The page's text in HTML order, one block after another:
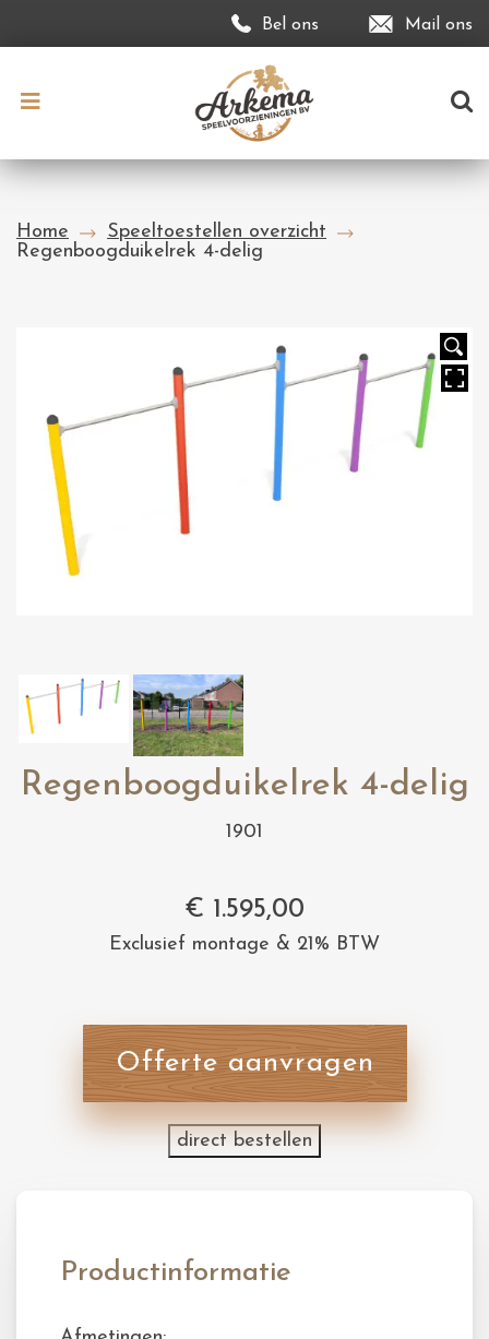
Bel ons Mail ons
Home
Speeltoestellen overzicht
Regenboogduikelrek 4-delig
Regenboogduikelrek 4-delig
1901
€ 1.595,00
Exclusief montage & 21% BTW
Offerte aanvragen
direct bestellen
Productinformatie